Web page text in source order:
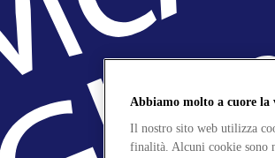
Abbiamo molto a cuore la
Il nostro sito web utilizza
finalità. Alcuni cookie sono